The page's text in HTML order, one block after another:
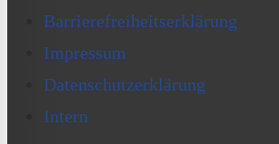
Barrierefreiheitserklärung
Impressum
Datenschutzerklärung
Intern